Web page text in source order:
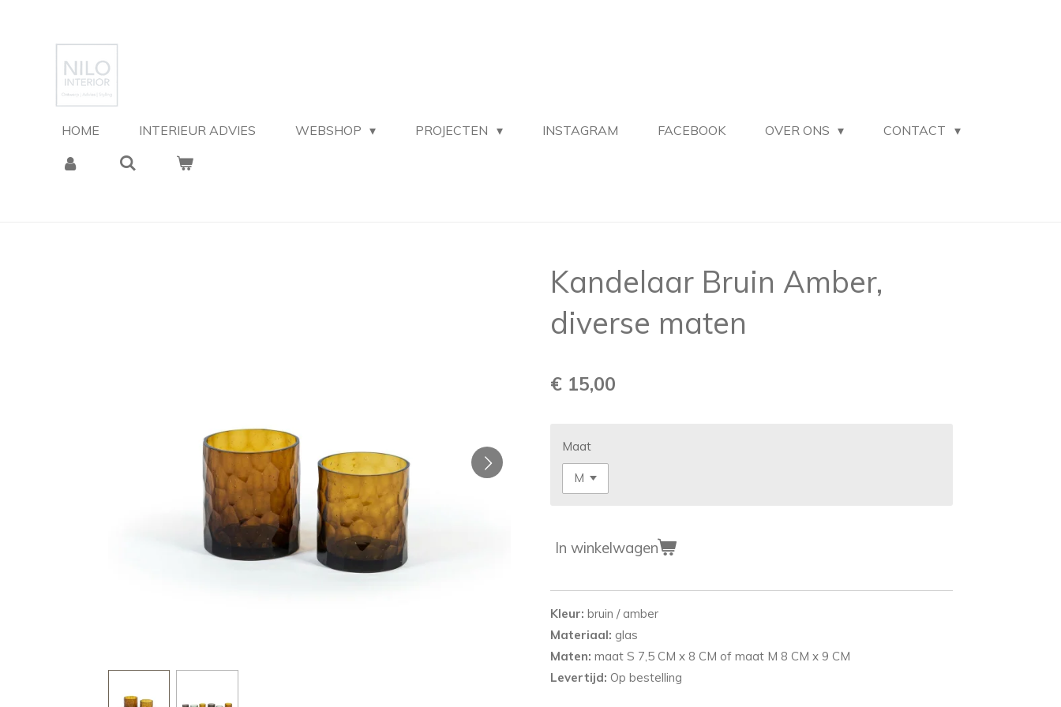
hoofdinhoud
HOME INTERIEUR ADVIES WEBSHOP PROJECTEN INSTAGRAM FACEBOOK OVER ONS CONTACT
Kandelaar Bruin Amber,
diverse maten
€ 15,00
Maat
In winkelwagen
Kleur: bruin / amber
Materiaal: glas
Maten: maat S 7,5 CM x 8 CM of maat M 8 CM x 9 CM
Levertijd: Op bestelling